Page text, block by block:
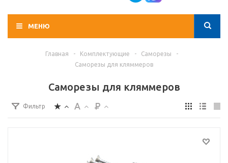
МЕНЮ
Главная - Комплектующие - Саморезы
-
Саморезы для кляммеров
Саморезы для кляммеров
Фильтр